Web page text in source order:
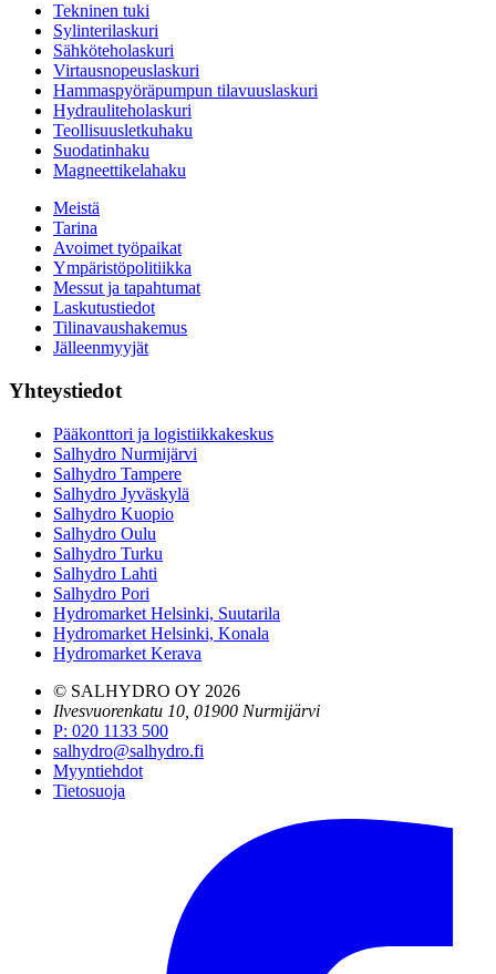
Tekninen tuki
Sylinterilaskuri
Sähköteholaskuri
Virtausnopeuslaskuri
Hammaspyöräpumpun tilavuuslaskuri
Hydrauliteholaskuri
Teollisuusletkuhaku
Suodatinhaku
Magneettikelahaku
Meistä
Tarina
Avoimet työpaikat
Ympäristöpolitiikka
Messut ja tapahtumat
Laskutustiedot
Tilinavaushakemus
Jälleenmyyjät
Yhteystiedot
Pääkonttori ja logistiikkakeskus
Salhydro Nurmijärvi
Salhydro Tampere
Salhydro Jyväskylä
Salhydro Kuopio
Salhydro Oulu
Salhydro Turku
Salhydro Lahti
Salhydro Pori
Hydromarket Helsinki, Suutarila
Hydromarket Helsinki, Konala
Hydromarket Kerava
© SALHYDRO OY 2026
Ilvesvuorenkatu 10, 01900 Nurmijärvi
P: 020 1133 500
salhydro@salhydro.fi
Myyntiehdot
Tietosuoja